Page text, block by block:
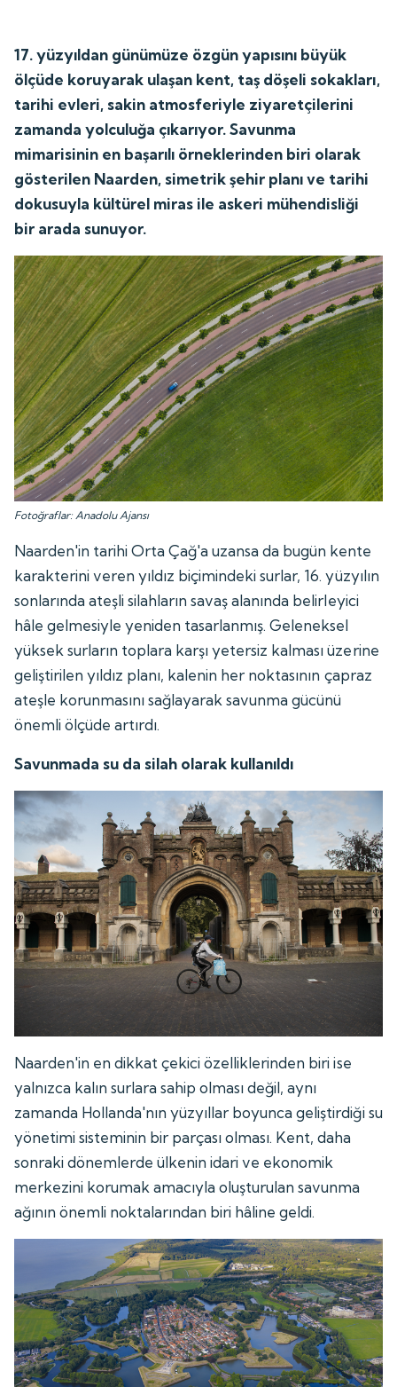
17. yüzyıldan günümüze özgün yapısını büyük
ölçüde koruyarak ulaşan kent, taş döşeli sokakları,
tarihi evleri, sakin atmosferiyle ziyaretçilerini
zamanda yolculuğa çıkarıyor. Savunma
mimarisinin en başarılı örneklerinden biri olarak
gösterilen Naarden, simetrik şehir planı ve tarihi
dokusuyla kültürel miras ile askeri mühendisliği
bir arada sunuyor.
Fotoğraflar: Anadolu Ajansı
Naarden'in tarihi Orta Çağ'a uzansa da bugün kente
karakterini veren yıldız biçimindeki surlar, 16. yüzyılın
sonlarında ateşli silahların savaş alanında belirleyici
hâle gelmesiyle yeniden tasarlanmış. Geleneksel
yüksek surların toplara karşı yetersiz kalması üzerine
geliştirilen yıldız planı, kalenin her noktasının çapraz
ateşle korunmasını sağlayarak savunma gücünü
önemli ölçüde artırdı.
Savunmada su da silah olarak kullanıldı
Naarden'in en dikkat çekici özelliklerinden biri ise
yalnızca kalın surlara sahip olması değil, aynı
zamanda Hollanda'nın yüzyıllar boyunca geliştirdiği su
yönetimi sisteminin bir parçası olması. Kent, daha
sonraki dönemlerde ülkenin idari ve ekonomik
merkezini korumak amacıyla oluşturulan savunma
ağının önemli noktalarından biri hâline geldi.